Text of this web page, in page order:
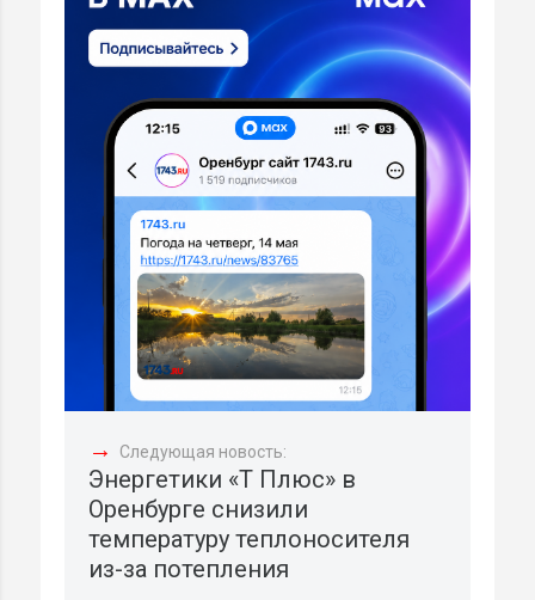
→ Следующая новость:
Энергетики «Т Плюс» в
Оренбурге снизили
температуру теплоносителя
из-за потепления